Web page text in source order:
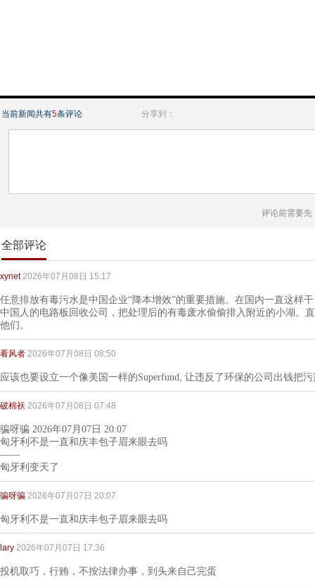
当前新闻共有5条评论 分享到：
评论前需要先
全部评论
xynet 2026年07月08日 15:17
任意排放有毒污水是中国企业“降本增效”的重要措施。在国内一直这样
中国人的电路板回收公司，把处理后的有毒废水偷偷排入附近的小湖。
他们。
看风者 2026年07月08日 08:50
应该也要设立一个像美国一样的Superfund, 让违反了环保的公司出钱把
破棉袄 2026年07月08日 07:48
骗呀骗 2026年07月07日 20:07
匈牙利不是一直和庆丰包子眉来眼去吗
——
匈牙利变天了
骗呀骗 2026年07月07日 20:07
匈牙利不是一直和庆丰包子眉来眼去吗
lary 2026年07月07日 17:36
投机取巧，行贿，不按法律办事，到头来自己完蛋